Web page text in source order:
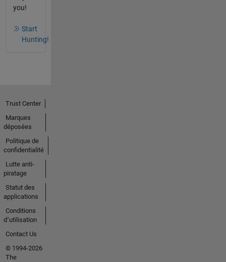
you!
Start
Hunting!
Trust Center
Marques
déposées
Politique de
confidentialité
Lutte anti-
piratage
Statut des
applications
Conditions
d՚utilisation
Contact Us
© 1994-2026
The